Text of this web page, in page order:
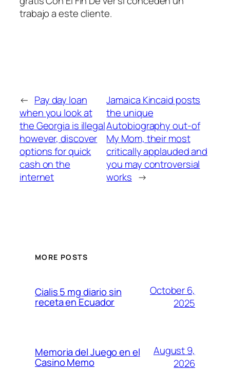
trabajo a este cliente.
← Pay day loan
when you look at
the Georgia is illegal
however, discover
options for quick
cash on the
internet
Jamaica Kincaid posts
the unique
Autobiography out-of
My Mom, their most
critically applauded and
you may controversial
works →
MORE POSTS
Cialis 5 mg diario sin
receta en Ecuador
October 6,
2025
Memoria del Juego en el
Casino Memo
August 9,
2026